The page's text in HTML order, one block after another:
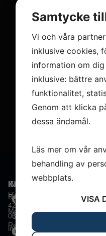
Peter F.
14:29 21 Dec 21
Väldigt hjälpsam
reservdel jag
det ringa runt och
service. Tack.
INFORMATION
Båtar
Motorer
Reservdelar
KONTAKTA OSS
Hinsholmens Bryggväg 50
426 79 Västra Frölunda
031-697150
info@wmarina.se
Samtycke
Vi och våra
inklusive cookies,
information om
inklusive: bättre
funktionalitet,
Genom att klicka
dessa ändamål.
Läs mer om vår
behandling av
webbplats.
VISA